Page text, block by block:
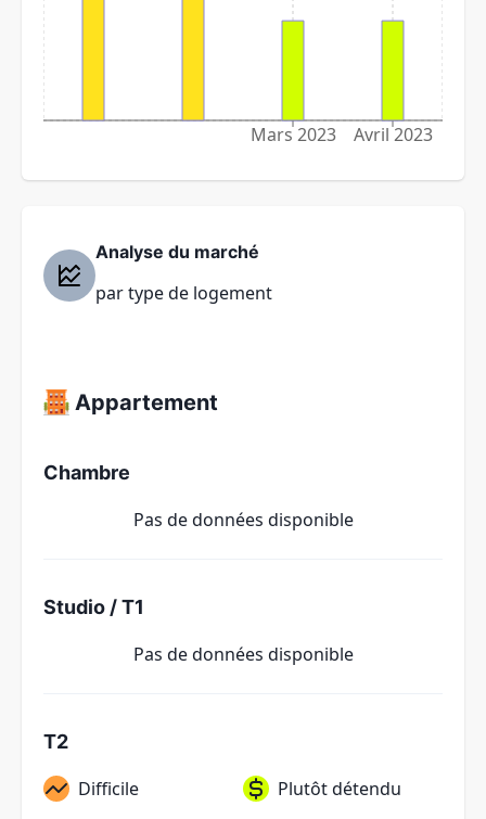
Mars 2023 Avril 2023
Analyse du marché
par type de logement
Appartement
Chambre
Pas de données disponible
Studio / T1
Pas de données disponible
T2
Difficile Plutôt détendu